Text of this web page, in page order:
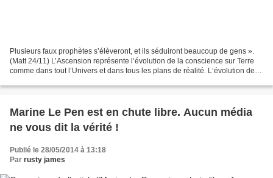
Plusieurs faux prophètes s’élèveront, et ils séduiront beaucoup de gens ».
(Matt 24/11) L’Ascension représente l’évolution de la conscience sur Terre
comme dans tout l’Univers et dans tous les plans de réalité. L‘évolution de
Marine Le Pen est en chute libre. Aucun média
ne vous dit la vérité !
Publié le 28/05/2014 à 13:18
Par rusty james